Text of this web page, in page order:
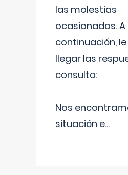
las molestias
ocasionadas. A
continuación,
llegar las
consulta:
Nos
situación e...